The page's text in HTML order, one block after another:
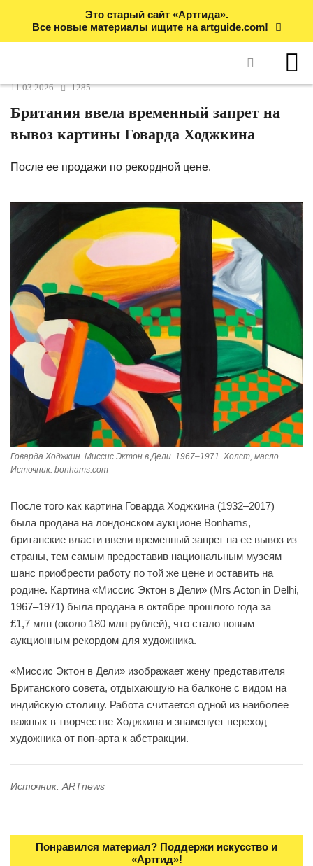
Это старый сайт «Артгида».
Все новые материалы ищите на artguide.com!
11.03.2026 1285
Британия ввела временный запрет на
вывоз картины Говарда Ходжкина
После ее продажи по рекордной цене.
Говарда Ходжкин. Миссис Эктон в Дели. 1967–1971. Холст, масло.
Источник: bonhams.com
После того как картина Говарда Ходжкина (1932–2017)
была продана на лондонском аукционе Bonhams,
британские власти ввели временный запрет на ее вывоз из
страны, тем самым предоставив национальным музеям
шанс приобрести работу по той же цене и оставить на
родине. Картина «Миссис Эктон в Дели» (Mrs Acton in Delhi,
1967–1971) была продана в октябре прошлого года за
£1,7 млн (около 180 млн рублей), что стало новым
аукционным рекордом для художника.
«Миссис Эктон в Дели» изображает жену представителя
Британского совета, отдыхающую на балконе с видом на
индийскую столицу. Работа считается одной из наиболее
важных в творчестве Ходжкина и знаменует переход
художника от поп-арта к абстракции.
Источник: ARTnews
Понравился материал? Поддержи искусство и
«Артгид»!